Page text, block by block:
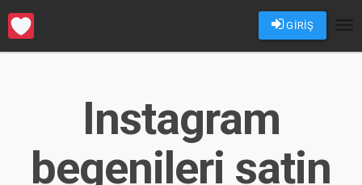
GİRİŞ
Instagram
begenileri satin